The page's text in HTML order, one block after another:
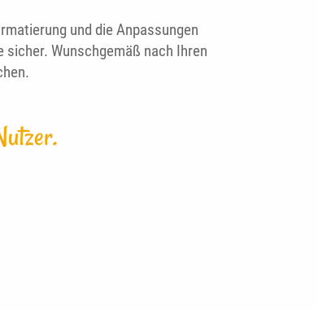
und die Anpassungen
Wunschgemäß nach Ihren